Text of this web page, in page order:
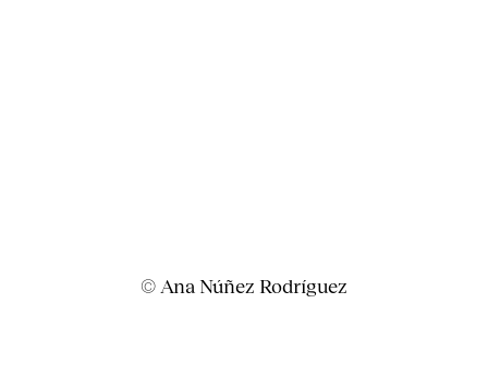
© Ana Núñez Rodríguez